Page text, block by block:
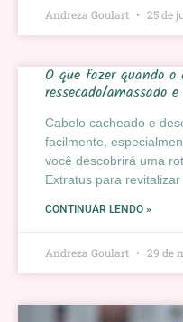
Andreza Goulart 25 de
O que fazer quando o
ressecado/amassado
Cabelo cacheado e
facilmente,
você descobrirá uma
Extratus para revitalizar
CONTINUAR LENDO »
Andreza Goulart 29 de